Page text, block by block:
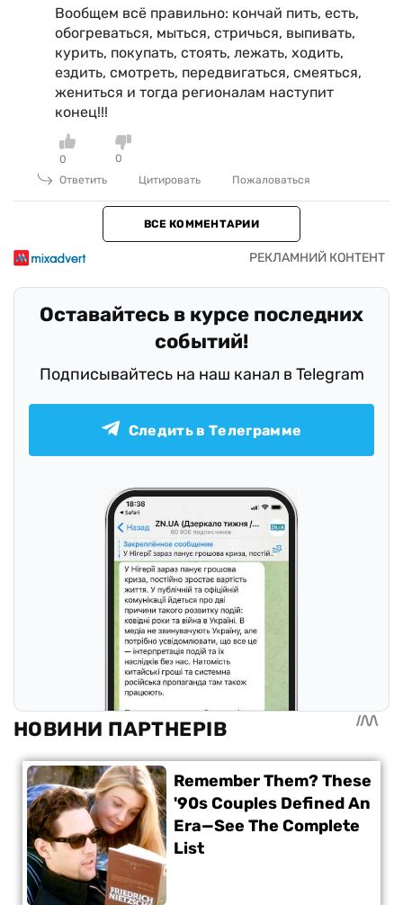
Вообщем всё правильно: кончай пить, есть,
обогреваться, мыться, стричься, выпивать,
курить, покупать, стоять, лежать, ходить,
ездить, смотреть, передвигаться, смеяться,
жениться и тогда регионалам наступит
конец!!!
0
0
Ответить
Цитировать Пожаловаться
ВСЕ КОММЕНТАРИИ
Оставайтесь в курсе последних
событий!
Подписывайтесь на наш канал в Telegram
Следить в Телеграмме